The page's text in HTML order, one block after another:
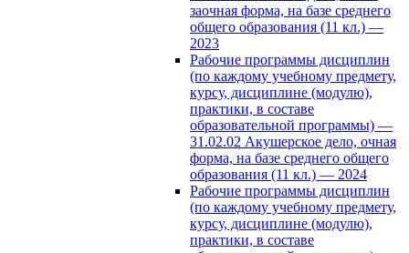
заочная форма, на базе среднего
общего образования (11 кл.) —
2023
Рабочие программы дисциплин
(по каждому учебному предмету,
курсу, дисциплине (модулю),
практики, в составе
образовательной программы) —
31.02.02 Акушерское дело, очная
форма, на базе среднего общего
образования (11 кл.) — 2024
Рабочие программы дисциплин
(по каждому учебному предмету,
курсу, дисциплине (модулю),
практики, в составе